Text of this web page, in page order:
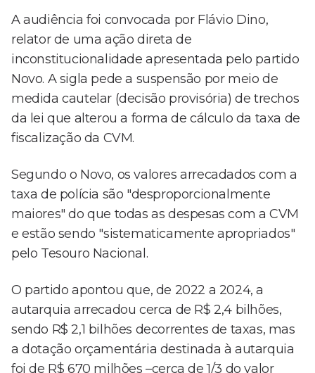
A audiência foi convocada por Flávio Dino,
relator de uma ação direta de
inconstitucionalidade apresentada pelo partido
Novo. A sigla pede a suspensão por meio de
medida cautelar (decisão provisória) de trechos
da lei que alterou a forma de cálculo da taxa de
fiscalização da CVM.
Segundo o Novo, os valores arrecadados com a
taxa de polícia são "desproporcionalmente
maiores" do que todas as despesas com a CVM
e estão sendo "sistematicamente apropriados"
pelo Tesouro Nacional.
O partido apontou que, de 2022 a 2024, a
autarquia arrecadou cerca de R$ 2,4 bilhões,
sendo R$ 2,1 bilhões decorrentes de taxas, mas
a dotação orçamentária destinada à autarquia
foi de R$ 670 milhões –cerca de 1/3 do valor